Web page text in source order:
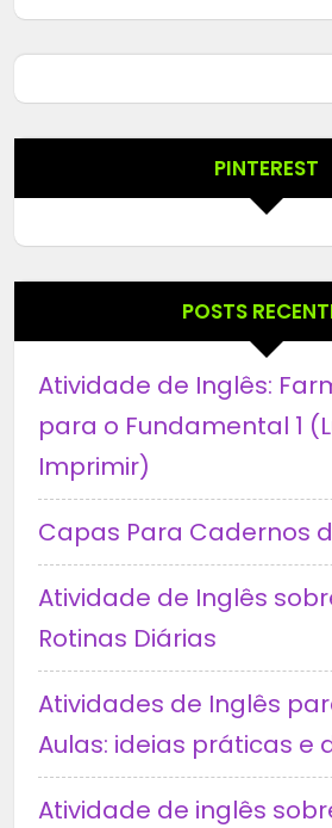
PINTEREST
POSTS
Atividade de Inglês:
para o Fundamental 1
Imprimir)
Capas Para Cadernos
Atividade de Inglês
Rotinas Diárias
Atividades de Inglês
Aulas: ideias práticas e
Atividade de inglês